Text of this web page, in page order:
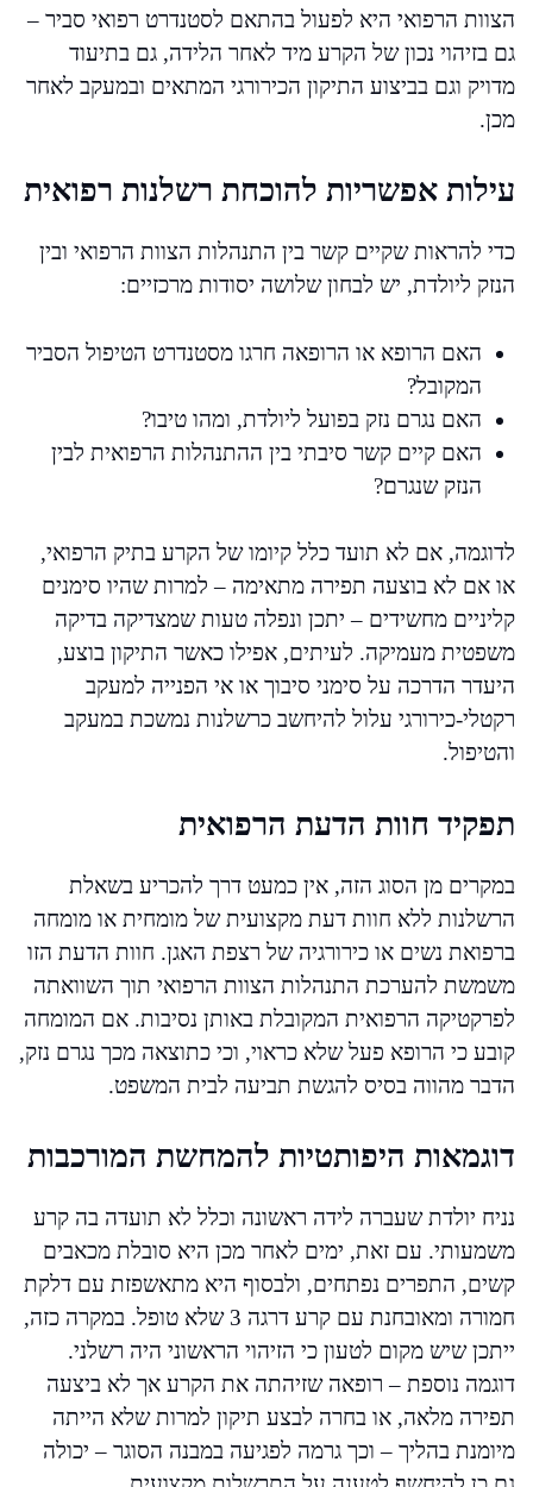
הצוות הרפואי היא לפעול בהתאם לסטנדרט רפואי סביר –
גם בזיהוי נכון של הקרע מיד לאחר הלידה, גם בתיעוד
מדויק וגם בביצוע התיקון הכירורגי המתאים ובמעקב לאחר
מכן.
עילות אפשריות להוכחת רשלנות רפואית
כדי להראות שקיים קשר בין התנהלות הצוות הרפואי ובין
הנזק ליולדת, יש לבחון שלושה יסודות מרכזיים:
האם הרופא או הרופאה חרגו מסטנדרט הטיפול הסביר
המקובל?
האם נגרם נזק בפועל ליולדת, ומהו טיבו?
האם קיים קשר סיבתי בין ההתנהלות הרפואית לבין
הנזק שנגרם?
לדוגמה, אם לא תועד כלל קיומו של הקרע בתיק הרפואי,
או אם לא בוצעה תפירה מתאימה – למרות שהיו סימנים
קליניים מחשידים – יתכן ונפלה טעות שמצדיקה בדיקה
משפטית מעמיקה. לעיתים, אפילו כאשר התיקון בוצע,
היעדר הדרכה על סימני סיבוך או אי הפנייה למעקב
רקטלי-כירורגי עלול להיחשב כרשלנות נמשכת במעקב
והטיפול.
תפקיד חוות הדעת הרפואית
במקרים מן הסוג הזה, אין כמעט דרך להכריע בשאלת
הרשלנות ללא חוות דעת מקצועית של מומחית או מומחה
ברפואת נשים או כירורגיה של רצפת האגן. חוות הדעת הזו
משמשת להערכת התנהלות הצוות הרפואי תוך השוואתה
לפרקטיקה הרפואית המקובלת באותן נסיבות. אם המומחה
קובע כי הרופא פעל שלא כראוי, וכי כתוצאה מכך נגרם נזק,
הדבר מהווה בסיס להגשת תביעה לבית המשפט.
דוגמאות היפותטיות להמחשת המורכבות
נניח יולדת שעברה לידה ראשונה וכלל לא תועדה בה קרע
משמעותי. עם זאת, ימים לאחר מכן היא סובלת מכאבים
קשים, התפרים נפתחים, ולבסוף היא מתאשפזת עם דלקת
חמורה ומאובחנת עם קרע דרגה 3 שלא טופל. במקרה כזה,
ייתכן שיש מקום לטעון כי הזיהוי הראשוני היה רשלני.
דוגמה נוספת – רופאה שזיהתה את הקרע אך לא ביצעה
תפירה מלאה, או בחרה לבצע תיקון למרות שלא הייתה
מיומנת בהליך – וכך גרמה לפגיעה במבנה הסוגר – יכולה